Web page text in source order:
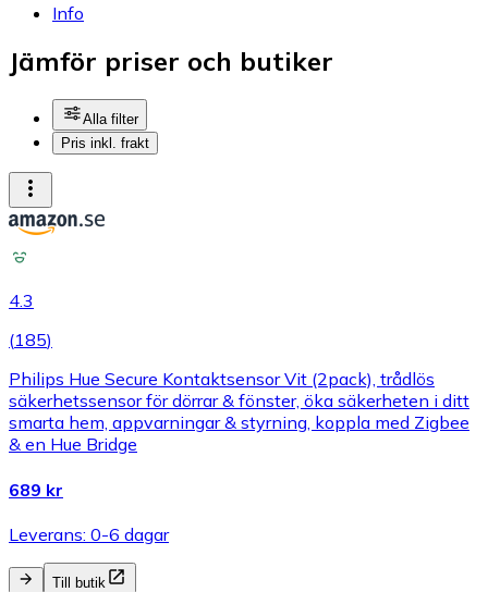
Info
Jämför priser och butiker
Alla filter
Pris inkl. frakt
4.3
(185)
Philips Hue Secure Kontaktsensor Vit (2pack), trådlös
säkerhetssensor för dörrar & fönster, öka säkerheten i ditt
smarta hem, appvarningar & styrning, koppla med Zigbee
& en Hue Bridge
689 kr
Leverans: 0-6 dagar
Till butik